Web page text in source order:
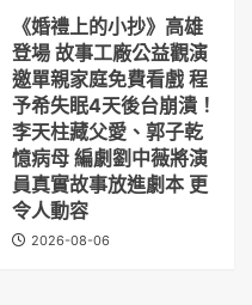
《婚禮上的小抄》高雄
登場 故事工廠公益觀演
邀單親家庭免費看戲 程
予希失眠4天後台崩潰！
李天柱藏父愛、郭子乾
憶病母 編劇劉中薇將演
員真實故事放進劇本 更
令人動容
2026-08-06